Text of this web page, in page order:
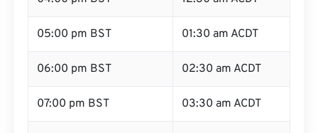
05:00 pm BST 01:30 am ACDT
06:00 pm BST 02:30 am ACDT
07:00 pm BST 03:30 am ACDT